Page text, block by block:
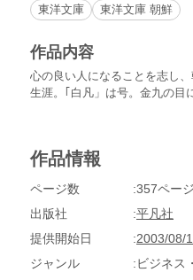
東洋文庫 東洋文庫 朝鮮
作品内容
心の良い人になることを志し
生涯。｢白凡」は号。金九の目
ム)＝日本。彼の自伝は、朝鮮
作品情報
ページ数
357ページ
出版社
平凡社
提供開始日
2003/08/
ジャンル
ビジネス